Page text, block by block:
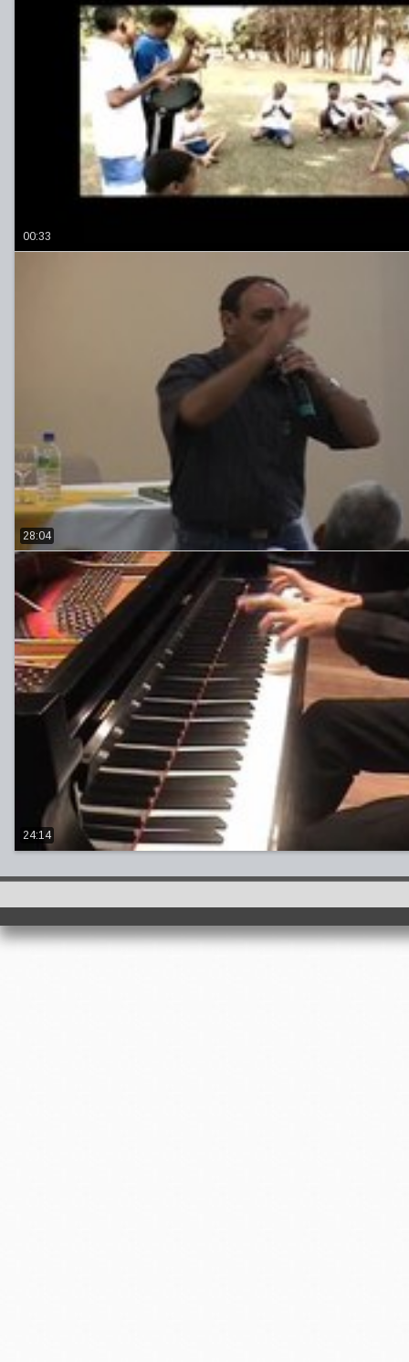
00:33
28:04
24:14